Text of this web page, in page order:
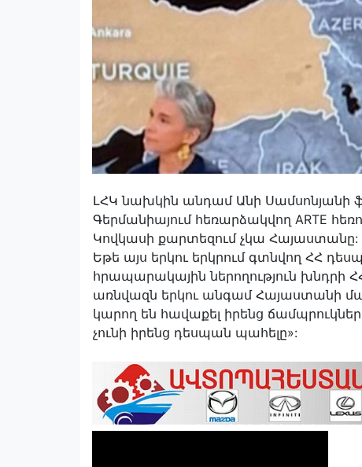
ԼՀԿ նախկին անդամ Անի Սամսոնյանի
Գերմանիայում հեռարձակվող ARTE
Կովկասի քարտեզում չկա Հայաստանը:
Եթե այս երկու երկրում գտնվող ՀՀ
հրապարակային ներողություն խնդրի
առնվազն երկու անգամ Հայաստանի
կարող են հավաքել իրենց
չունի իրենց դեսպան պահելը»: